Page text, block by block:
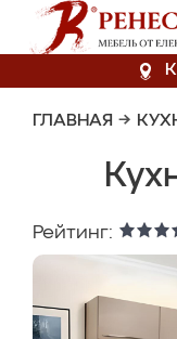
ГЛАВНАЯ →
Рейтинг: